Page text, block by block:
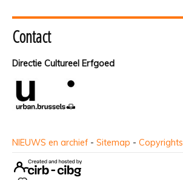
Contact
Directie Cultureel Erfgoed
NIEUWS en archief - Sitemap - Copyrights